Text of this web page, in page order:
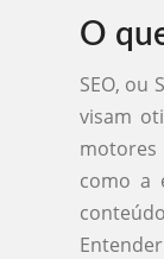
O
SEO, ou
visam
motores
como a